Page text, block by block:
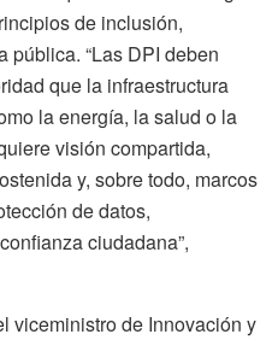
de inclusión,
pública. “Las DPI deben
que la infraestructura
la energía, la salud o la
visión compartida,
y, sobre todo, marcos
de datos,
ciudadana”,
viceministro de Innovación y